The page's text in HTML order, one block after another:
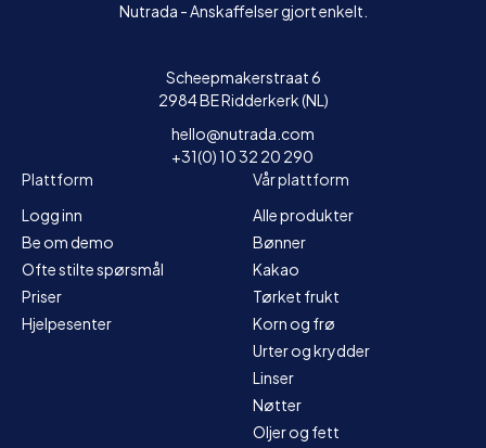
Nutrada - Anskaffelser gjort enkelt.
Scheepmakerstraat 6
2984 BE Ridderkerk (NL)
hello@nutrada.com
+31(0) 10 32 20 290
Plattform
Logg inn
Be om demo
Ofte stilte spørsmål
Priser
Hjelpesenter
Vår plattform
Alle produkter
Bønner
Kakao
Tørket frukt
Korn og frø
Urter og krydder
Linser
Nøtter
Oljer og fett